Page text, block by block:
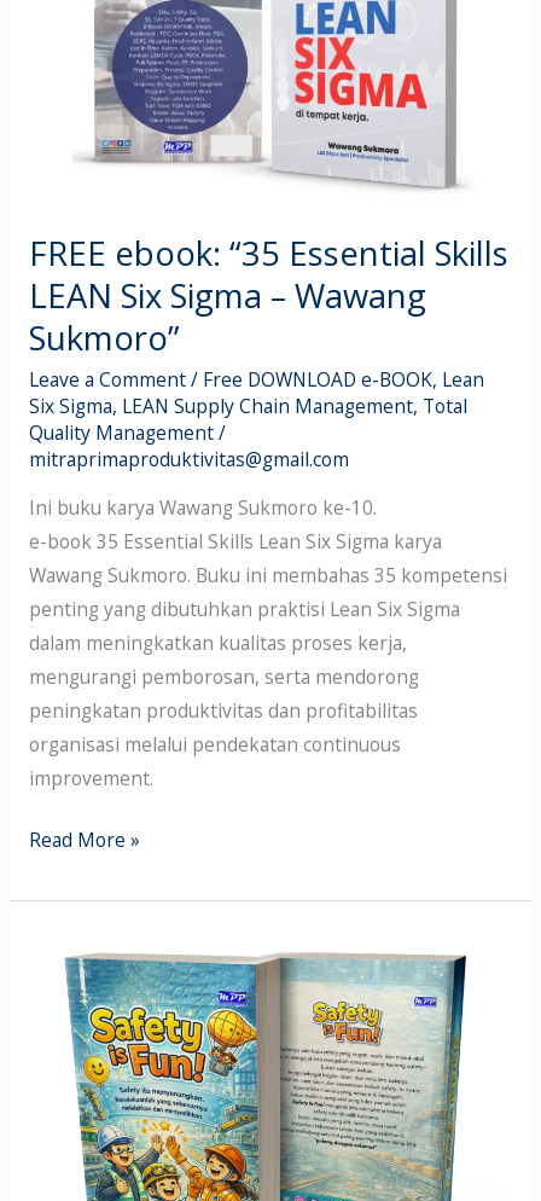
FREE ebook: “35 Essential Skills
LEAN Six Sigma – Wawang
Sukmoro”
Leave a Comment/ Free DOWNLOAD e-BOOK, Lean
Six Sigma, LEAN Supply Chain Management, Total
Quality Management/
mitraprimaproduktivitas@gmail.com
Ini buku karya Wawang Sukmoro ke-10.
e-book 35 Essential Skills Lean Six Sigma karya
Wawang Sukmoro. Buku ini membahas 35 kompetensi
penting yang dibutuhkan praktisi Lean Six Sigma
dalam meningkatkan kualitas proses kerja,
mengurangi pemborosan, serta mendorong
peningkatan produktivitas dan profitabilitas
organisasi melalui pendekatan continuous
improvement.
Read More »
Gratis
ebook
“SAFETY